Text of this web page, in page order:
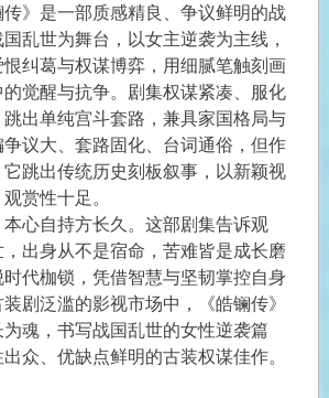
》是一部质感精良、争议鲜明的战
乱世为舞台，以女主逆袭为主线，
纠葛与权谋博弈，用细腻笔触刻画
觉醒与抗争。剧集权谋紧凑、服化
出单纯宫斗套路，兼具家国格局与
议大、套路固化、台词通俗，但作
跳出传统历史刻板叙事，以新颖视
赏性十足。
心自持方长久。这部剧集告诉观
出身从不是宿命，苦难皆是成长磨
代枷锁，凭借智慧与坚韧掌控自身
剧泛滥的影视市场中，《皓镧传》
魂，书写战国乱世的女性逆袭篇
众、优缺点鲜明的古装权谋佳作。